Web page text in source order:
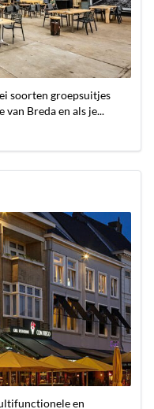
soorten groepsuitjes
van Breda en als je...
en